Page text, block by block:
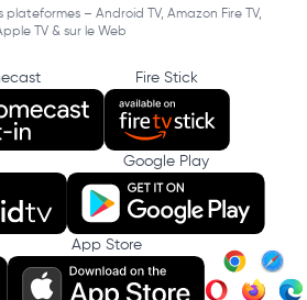
– Android TV, Amazon Fire TV,
TV & sur le Web
Fire Stick
Google Play
App Store